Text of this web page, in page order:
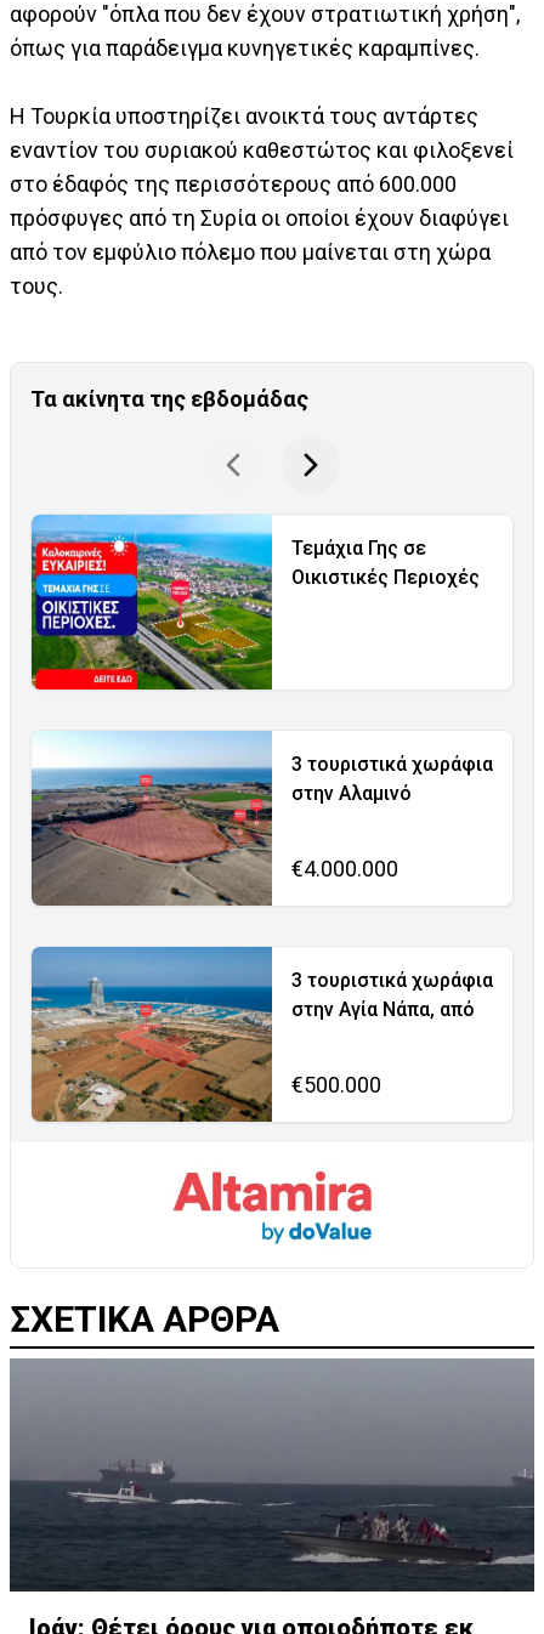
αφορούν "όπλα που δεν έχουν στρατιωτική χρήση",
όπως για παράδειγμα κυνηγετικές καραμπίνες.
Η Τουρκία υποστηρίζει ανοικτά τους αντάρτες
εναντίον του συριακού καθεστώτος και φιλοξενεί
στο έδαφός της περισσότερους από 600.000
πρόσφυγες από τη Συρία οι οποίοι έχουν διαφύγει
από τον εμφύλιο πόλεμο που μαίνεται στη χώρα
τους.
Τα ακίνητα της εβδομάδας
Τεμάχια Γης σε
Οικιστικές Περιοχές
3 τουριστικά χωράφια
στην Αλαμινό
€4.000.000
3 τουριστικά χωράφια
στην Αγία Νάπα, από
€500.000
ΣΧΕΤΙΚΑ ΑΡΘΡΑ
Ιράν: Θέτει όρους για οποιοδήποτε εκ